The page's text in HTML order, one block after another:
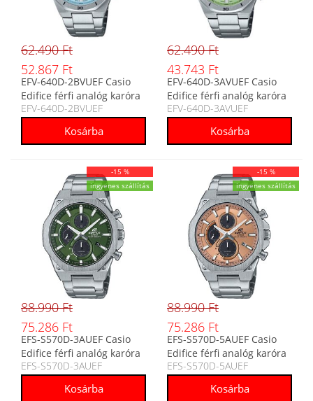
62.490 Ft
52.867 Ft
EFV-640D-2BVUEF Casio
Edifice férfi analóg karóra
EFV-640D-2BVUEF
62.490 Ft
43.743 Ft
EFV-640D-3AVUEF Casio
Edifice férfi analóg karóra
EFV-640D-3AVUEF
-15 %
ingyenes szállítás
88.990 Ft
75.286 Ft
EFS-S570D-3AUEF Casio
Edifice férfi analóg karóra
EFS-S570D-3AUEF
-15 %
ingyenes szállítás
88.990 Ft
75.286 Ft
EFS-S570D-5AUEF Casio
Edifice férfi analóg karóra
EFS-S570D-5AUEF